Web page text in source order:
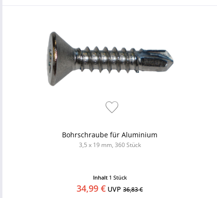
Bohrschraube für Aluminium
3,5 x 19 mm, 360 Stück
Inhalt 1 Stück
34,99 € UVP 36,83 €